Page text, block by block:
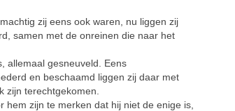
zij eens ook waren, nu liggen zij
samen met de onreinen die naar het
allemaal gesneuveld. Eens
en beschaamd liggen zij daar met
zijn terechtgekomen.
zijn te merken dat hij niet de enige is,